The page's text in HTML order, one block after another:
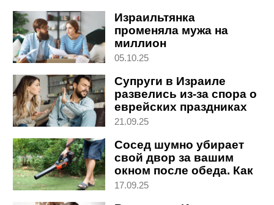
Израильтянка
променяла мужа на
миллион
05.10.25
Супруги в Израиле
развелись из-за спора о
еврейских праздниках
21.09.25
Сосед шумно убирает
свой двор за вашим
окном после обеда. Как
это прекратить
17.09.25